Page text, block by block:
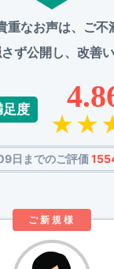
重なお声は、ご不
ず公開し、改善い
足度
日までのご評価
ご新規様